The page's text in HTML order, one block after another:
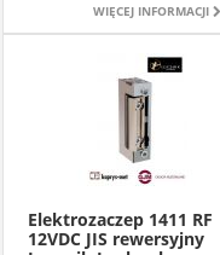
WIĘCEJ INFORMACJI
Elektrozaczep 1411 RF
12VDC JIS rewersyjny